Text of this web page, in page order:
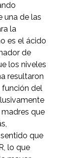
una de las
la
es el ácido
de
los niveles
resultaron
del
que
que
lo que